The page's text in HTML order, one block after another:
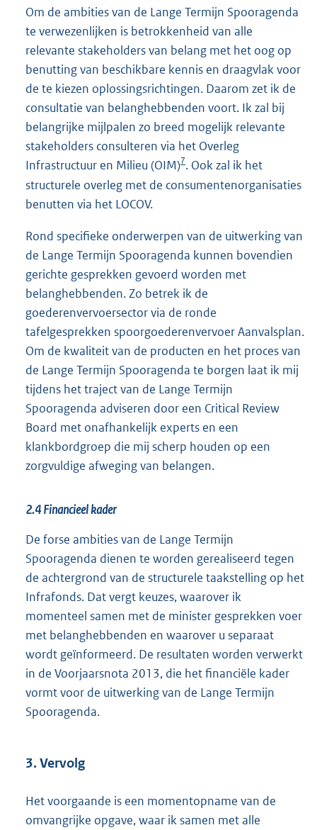
Om de ambities van de Lange Termijn Spooragenda
te verwezenlijken is betrokkenheid van alle
relevante stakeholders van belang met het oog op
benutting van beschikbare kennis en draagvlak voor
de te kiezen oplossingsrichtingen. Daarom zet ik de
consultatie van belanghebbenden voort. Ik zal bij
belangrijke mijlpalen zo breed mogelijk relevante
stakeholders consulteren via het Overleg
Infrastructuur en Milieu (OIM)7. Ook zal ik het
structurele overleg met de consumentenorganisaties
benutten via het LOCOV.
Rond specifieke onderwerpen van de uitwerking van
de Lange Termijn Spooragenda kunnen bovendien
gerichte gesprekken gevoerd worden met
belanghebbenden. Zo betrek ik de
goederenvervoersector via de ronde
tafelgesprekken spoorgoederenvervoer Aanvalsplan.
Om de kwaliteit van de producten en het proces van
de Lange Termijn Spooragenda te borgen laat ik mij
tijdens het traject van de Lange Termijn
Spooragenda adviseren door een Critical Review
Board met onafhankelijk experts en een
klankbordgroep die mij scherp houden op een
zorgvuldige afweging van belangen.
2.4 Financieel kader
De forse ambities van de Lange Termijn
Spooragenda dienen te worden gerealiseerd tegen
de achtergrond van de structurele taakstelling op het
Infrafonds. Dat vergt keuzes, waarover ik
momenteel samen met de minister gesprekken voer
met belanghebbenden en waarover u separaat
wordt geïnformeerd. De resultaten worden verwerkt
in de Voorjaarsnota 2013, die het financiële kader
vormt voor de uitwerking van de Lange Termijn
Spooragenda.
3. Vervolg
Het voorgaande is een momentopname van de
omvangrijke opgave, waar ik samen met alle